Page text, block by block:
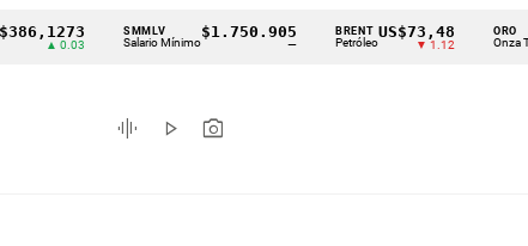
Cintillo
indicadores
económicos
SMMLV
Salario Mínimo
$1.750.905 BRENT
Petróleo
US$73,48
▼ 1.12
ORO
Onza Troy
graphic_eq play_arrow photo_camera